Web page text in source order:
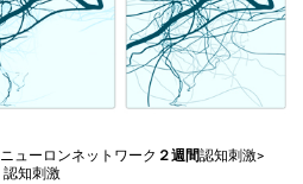
ニューロンネットワーク ２週間認知刺激>
認知刺激